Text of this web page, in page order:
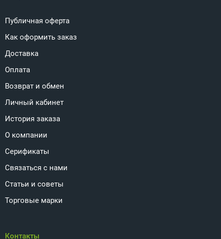
Публичная оферта
Как оформить заказ
Доставка
Оплата
Возврат и обмен
Личный кабинет
История заказа
О компании
Серификаты
Связаться с нами
Статьи и советы
Торговые марки
Контакты